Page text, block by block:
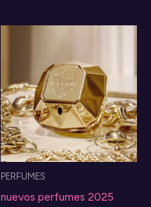
PERFUMES
nuevos perfumes 2025